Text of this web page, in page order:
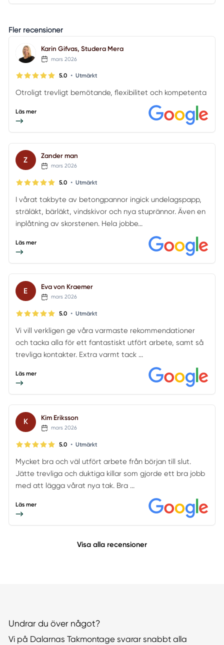
Fler recensioner
Karin Gifvas, Studera Mera
mars 2026
5.0 • Utmärkt
Otroligt trevligt bemötande, flexibilitet och kompetenta
Läs mer
Z Zander man
mars 2026
5.0 • Utmärkt
I vårat takbyte av betongpannor ingick undelagspapp,
sträläkt, bärläkt, vindskivor och nya stuprännor. Även en
inplåtning av skorstenen. Hela jobbe...
Läs mer
E Eva von Kraemer
mars 2026
5.0 • Utmärkt
Vi vill verkligen ge våra varmaste rekommendationer
och tacka alla för ett fantastiskt utfört arbete, samt så
trevliga kontakter. Extra varmt tack ...
Läs mer
K Kim Eriksson
mars 2026
5.0 • Utmärkt
Mycket bra och väl utfört arbete från början till slut.
Jätte trevliga och duktiga killar som gjorde ett bra jobb
med att lägga vårat nya tak. Bra ...
Läs mer
Visa alla recensioner
Undrar du över något?
Vi på Dalarnas Takmontage svarar snabbt alla